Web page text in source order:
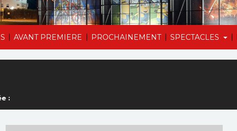
| AVANT PREMIERE | PROCHAINEMENT | SPECTACLES |
: